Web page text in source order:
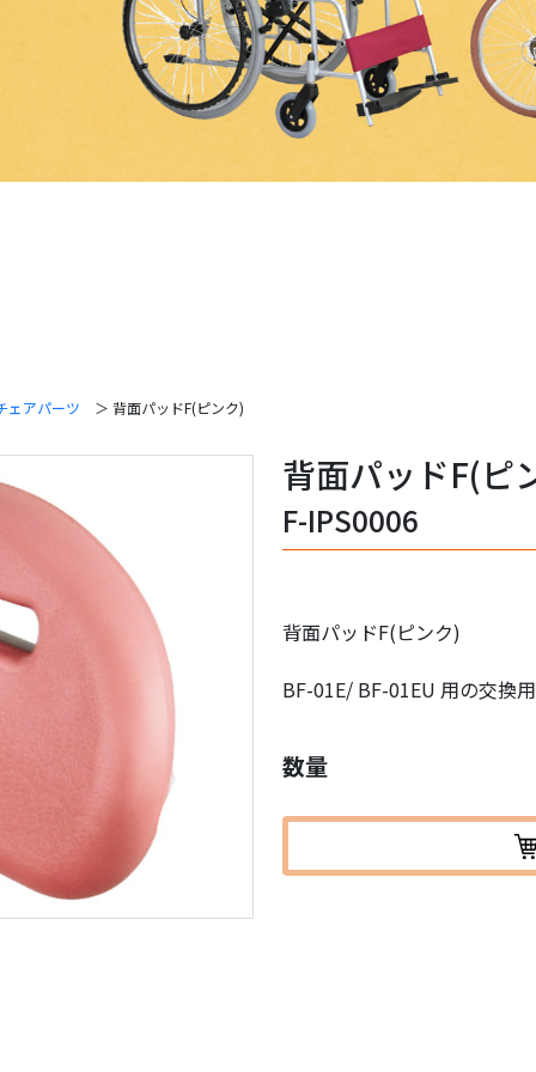
ェアパーツ ＞ 背面パッドF(ピンク)
背面パッドF(ピ
F-IPS0006
背面パッドF(ピンク)
BF-01E/ BF-01EU 用の交換
数量